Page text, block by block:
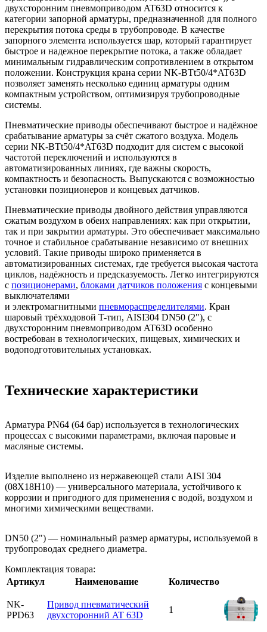
двухсторонним пневмоприводом AT63D относится к
категории запорной арматуры, предназначенной для полного
перекрытия потока среды в трубопроводе. В качестве
запорного элемента используется шар, который гарантирует
быстрое и надежное перекрытие потока, а также обладает
минимальным гидравлическим сопротивлением в открытом
положении. Конструкция крана серии NK-BTt50/4*AT63D
позволяет заменять несколько единиц арматуры одним
компактным устройством, оптимизируя трубопроводные
системы.
Пневматические приводы обеспечивают быстрое и надёжное
срабатывание арматуры за счёт сжатого воздуха. Модель
серии NK-BTt50/4*AT63D подходит для систем с высокой
частотой переключений и используются в
автоматизированных линиях, где важны скорость,
компактность и безопасность. Выпускаются с возможностью
установки позиционеров и концевых датчиков.
Пневматические приводы двойного действия управляются
сжатым воздухом в обеих направлениях: как при открытии,
так и при закрытии арматуры. Это обеспечивает максимально
точное и стабильное срабатывание независимо от внешних
условий. Такие приводы широко применяется в
автоматизированных системах, где требуется высокая частота
циклов, надёжность и предсказуемость. Легко интегрируются
с позиционерами, блоками датчиков положения с концевыми
выключателями
и электромагнитными пневмораспределителями. Кран
шаровый трёхходовой T-тип, AISI304 DN50 (2"), с
двухсторонним пневмоприводом AT63D особенно
востребован в технологических, пищевых, химических и
водоподготовительных установках.
Технические характеристики
Арматура PN64 (64 бар) используется в технологических
процессах с высокими параметрами, включая паровые и
масляные системы.
Изделие выполнено из нержавеющей стали AISI 304
(08Х18Н10) — универсального материала, устойчивого к
коррозии и пригодного для применения с водой, воздухом и
многими химическими веществами.
DN50 (2") — номинальный размер арматуры, используемой в
трубопроводах среднего диаметра.
Комплектация товара:
Артикул
Наименование Количество
NK-
PPD63
Привод пневматический
двухсторонний AT 63D
1